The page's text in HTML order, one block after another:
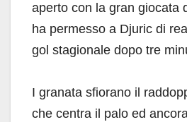
aperto con la gran giocata
ha permesso a Djuric di
gol stagionale dopo tre
I granata sfiorano il
che centra il palo ed